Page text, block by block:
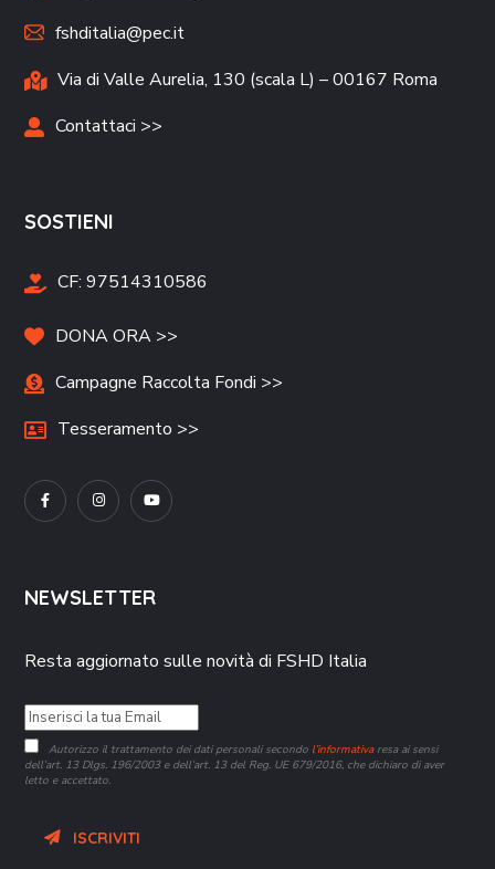
fshditalia@pec.it
Via di Valle Aurelia, 130 (scala L) – 00167 Roma
Contattaci >>
SOSTIENI
CF:97514310586
DONA ORA >>
Campagne Raccolta Fondi >>
Tesseramento >>
NEWSLETTER
Resta aggiornato sulle novità di FSHD Italia
Autorizzo il trattamento dei dati personali secondo l’informativaresa ai sensi
dell’art. 13 Dlgs. 196/2003 e dell’art. 13 del Reg. UE 679/2016, che dichiaro di aver
letto e accettato.
ISCRIVITI